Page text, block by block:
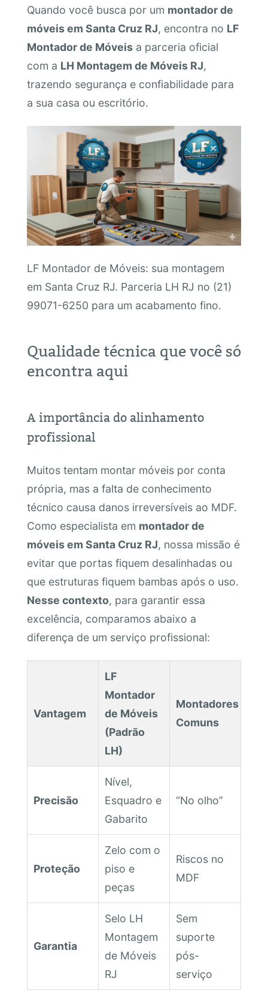
Quando você busca por um montador de
móveis em Santa Cruz RJ, encontra no LF
Montador de Móveisa parceria oficial
com a LH Montagem de Móveis RJ,
trazendo segurança e confiabilidade para
a sua casa ou escritório.
LF Montador de Móveis: sua montagem
em Santa Cruz RJ. Parceria LH RJ no (21)
99071-6250 para um acabamento fino.
Qualidade técnica que você só
encontra aqui
A importância do alinhamento
profissional
Muitos tentam montar móveis por conta
própria, mas a falta de conhecimento
técnico causa danos irreversíveis ao MDF.
Como especialista em montador de
móveis em Santa Cruz RJ, nossa missão é
evitar que portas fiquem desalinhadas ou
que estruturas fiquem bambas após o uso.
Nesse contexto, para garantir essa
excelência, comparamos abaixo a
diferença de um serviço profissional:
Vantagem
LF
Montador
de Móveis
(Padrão
LH)
Montadores
Comuns
Precisão
Nível,
Esquadro e
Gabarito
“No olho”
Proteção
Zelo com o
piso e
peças
Riscos no
MDF
Garantia
Selo LH
Montagem
de Móveis
RJ
Sem
suporte
pós-
serviço